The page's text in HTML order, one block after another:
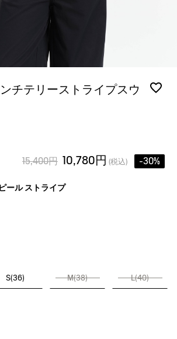
チテリーストライプスウ
15,400円 10,780円 (税込) -30%
ール ストライプ
S(36) M(38) L(40)